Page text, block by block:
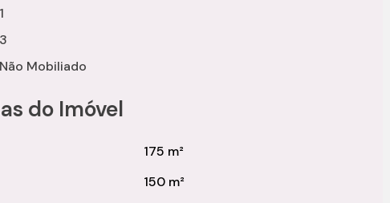
1
3
Não Mobiliado
do Imóvel
175 m²
150 m²